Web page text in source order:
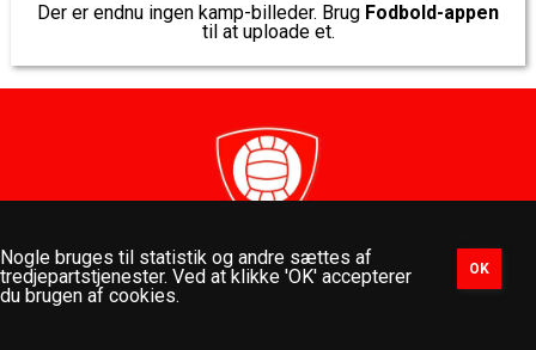
Der er endnu ingen kamp-billeder. Brug Fodbold-appen
til at uploade et.
Dalum Idrætsforening - Dalumvej 95 D - 5250 Odense SV -
cvr.nr. 13120617 - mail:
dalumif@dalumif.dk
Nogle bruges til statistik og andre sættes af
tredjepartstjenester. Ved at klikke 'OK' accepterer
du brugen af cookies.